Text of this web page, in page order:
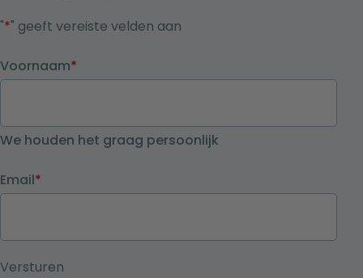
"*" geeft vereiste velden aan
Voornaam*
We houden het graag persoonlijk
Email*